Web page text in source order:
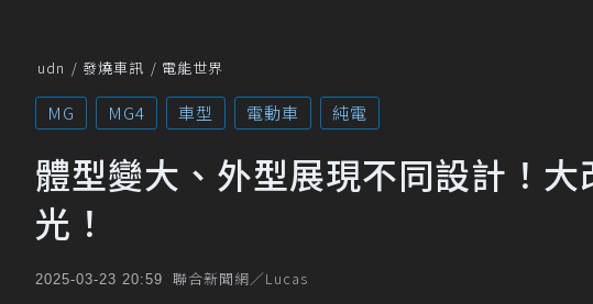
udn 發燒車訊 電能世界
MG MG4 車型 電動車 純電
體型變大、外型展現不同設計！
光！
2025-03-23 20:59 聯合新聞網／Lucas